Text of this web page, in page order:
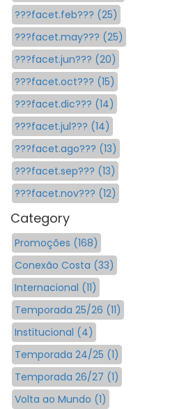
???facet.feb??? (25)
???facet.may??? (25)
???facet.jun??? (20)
???facet.oct??? (15)
???facet.dic??? (14)
???facet.jul??? (14)
???facet.ago??? (13)
???facet.sep??? (13)
???facet.nov??? (12)
Category
Promoções (168)
Conexão Costa (33)
Internacional (11)
Temporada 25/26 (11)
Institucional (4)
Temporada 24/25 (1)
Temporada 26/27 (1)
Volta ao Mundo (1)